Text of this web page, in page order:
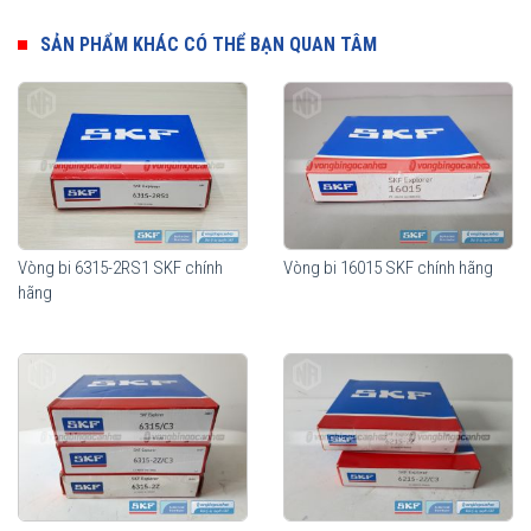
phí cho từng nhu cầu sử dụng của thiết bị.
Vòng bi SKF 6015-2Z có sẵn mỡ bôi trơn bên trong và sử dụng 2
nắp chắn mỡ bằng sắt (2Z).
SẢN PHẨM KHÁC CÓ THỂ BẠN QUAN TÂM
Vòng bi 6315-2RS1 SKF chính
hãng
Vòng bi 16015 SKF chính hãng